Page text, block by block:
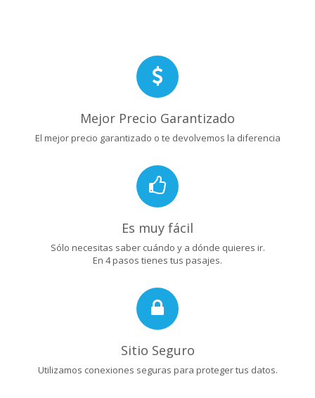
Mejor Precio Garantizado
El mejor precio garantizado o te devolvemos la diferencia
Es muy fácil
Sólo necesitas saber cuándo y a dónde quieres ir.
En 4 pasos tienes tus pasajes.
Sitio Seguro
Utilizamos conexiones seguras para proteger tus datos.